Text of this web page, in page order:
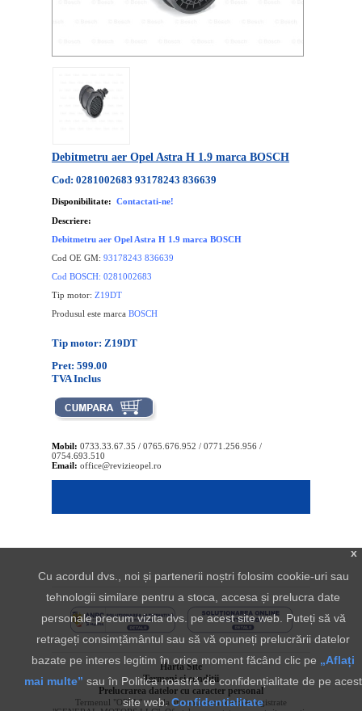
Debitmetru aer Opel Astra H 1.9 marca BOSCH
Cod: 0281002683 93178243 836639
Disponibilitate: Contactati-ne!
Descriere:
Debitmetru aer Opel Astra H 1.9 marca BOSCH
Cod OE GM: 93178243 836639
Cod BOSCH: 0281002683
Tip motor: Z19DT
Produsul este marca BOSCH
Tip motor: Z19DT
Pret: 599.00
TVA Inclus
Mobil: 0733.33.67.35 / 0765.676.952 / 0771.256.956 /
0754.693.510
Email: office@revizieopel.ro
Harta Site
Termeni si conditii
Prelucrarea datelor cu caracter personal
Termenul "OPEL" si sigla aferenta sunt marci inregistrate
x
Cu acordul dvs., noi și partenerii noștri folosim cookie-uri sau
tehnologii similare pentru a stoca, accesa și prelucra date
personale precum vizita dvs. pe acest site web. Puteți să vă
retrageți consimțământul sau să vă opuneți prelucrării datelor
bazate pe interes legitim în orice moment făcând clic pe „Aflați
mai multe” sau în Politica noastră de confidențialitate de pe acest
site web.Confidentialitate